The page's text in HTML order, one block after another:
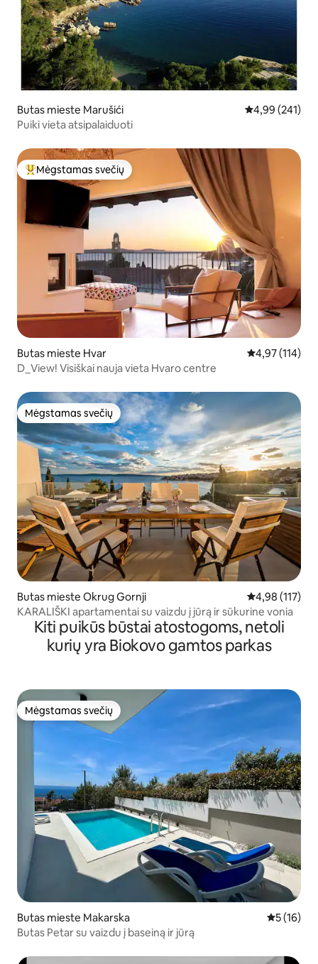
Butas mieste Marušići Vidutinis
4,99 (241)
Puiki vieta atsipalaiduoti
Svečių mėgstamiausias
Mėgstamas svečių
Butas mieste Hvar Vidutinis
4,97 (114)
D_View! Visiškai nauja vieta Hvaro centre
Mėgstamas svečių
Mėgstamas svečių
Butas mieste Okrug Gornji Vidutinis
4,98 (117)
KARALIŠKI apartamentai su vaizdu į jūrą ir sūkurine vonia
Kiti puikūs būstai atostogoms, netoli
kurių yra Biokovo gamtos parkas
Mėgstamas svečių
Mėgstamas svečių
Butas mieste Makarska Vidutinis
5 (16)
Butas Petar su vaizdu į baseiną ir jūrą